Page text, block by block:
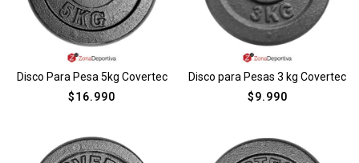
Disco Para Pesa 5kg Covertec
$16.990
Disco para Pesas 3 kg Covertec
$9.990